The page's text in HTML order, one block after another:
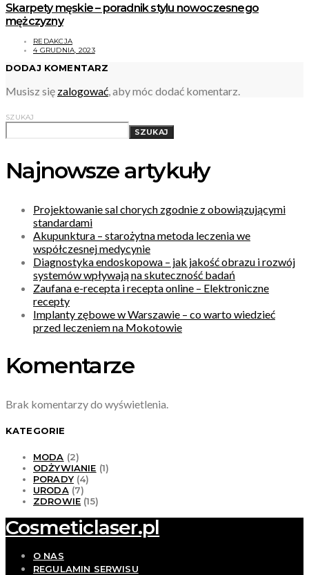
Skarpety męskie – poradnik stylu nowoczesnego
mężczyzny
REDAKCJA
4 GRUDNIA, 2023
DODAJ KOMENTARZ
Musisz się zalogować , aby móc dodać komentarz.
SZUKAJ
SZUKAJ
Najnowsze artykuły
Projektowanie sal chorych zgodnie z obowiązującymi
standardami
Akupunktura – starożytna metoda leczenia we
współczesnej medycynie
Diagnostyka endoskopowa – jak jakość obrazu i rozwój
systemów wpływają na skuteczność badań
Zaufana e-recepta i recepta online – Elektroniczne
recepty
Implanty zębowe w Warszawie – co warto wiedzieć
przed leczeniem na Mokotowie
Komentarze
Brak komentarzy do wyświetlenia.
KATEGORIE
MODA (2)
ODŻYWIANIE (1)
PORADY(4)
URODA(7)
ZDROWIE (15)
Cosmeticlaser.pl
O NAS
REGULAMIN SERWISU